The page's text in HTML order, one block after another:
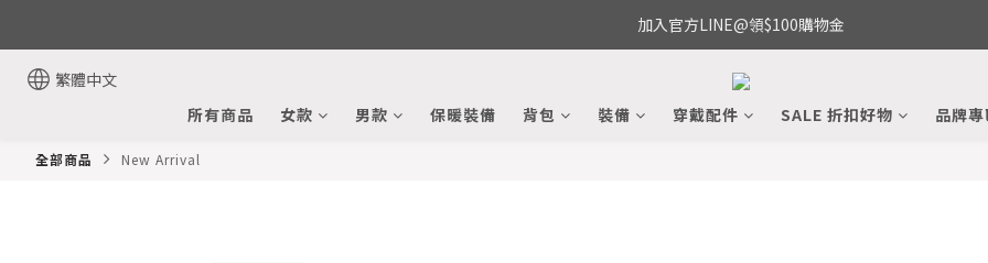
加入官方LINE@領$100購物金
繁體中文
所有商品
女款 男款 保暖裝備 背包 裝備 穿戴配件 SALE 折扣好物 品牌
全部商品 New Arrival